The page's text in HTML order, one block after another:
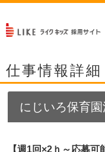
仕事情報詳細
にじいろ保育
【週1回×2ｈ～応募